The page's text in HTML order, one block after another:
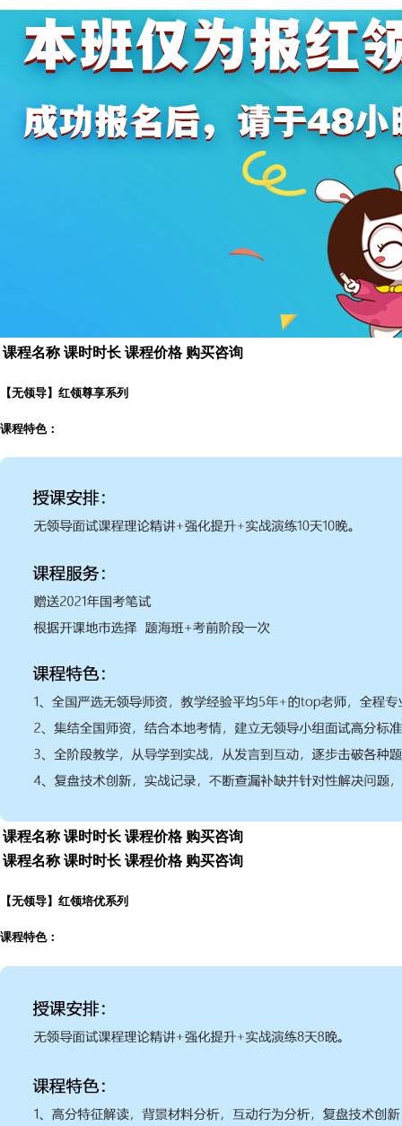
课程名称 课时时长 课程价格 购买咨询
【无领导】红领尊享系列
课程特色：
课程名称 课时时长 课程价格 购买咨询
课程名称 课时时长 课程价格 购买咨询
【无领导】红领培优系列
课程特色：